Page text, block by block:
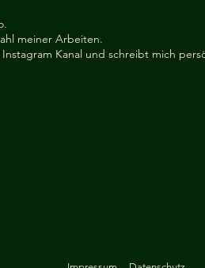
meiner Arbeiten.
Kanal und schreibt mich